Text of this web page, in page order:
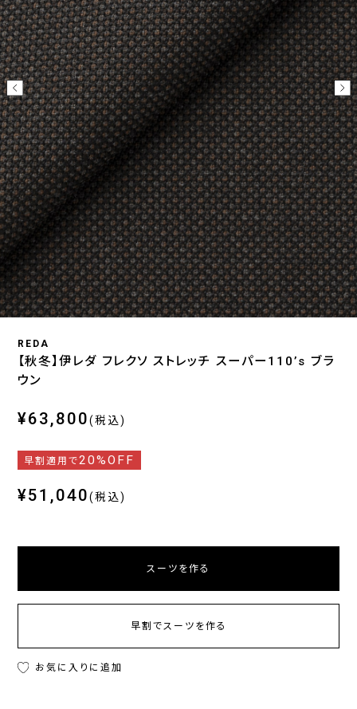
REDA
【秋冬】伊レダ フレクソ ストレッチ スーパー110’s ブラ
ウン
¥63,800(税込)
早割適用で20%OFF
¥51,040(税込)
スーツを作る
早割でスーツを作る
お気に入りに追加